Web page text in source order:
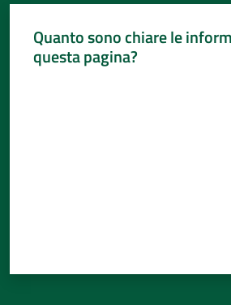
Quanto sono chiare le
questa pagina?